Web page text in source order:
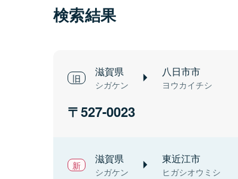
検索結果
滋賀県
シガケン
八日市市
ヨウカイチシ
527-0023
滋賀県
シガケン
東近江市
ヒガシオウミシ